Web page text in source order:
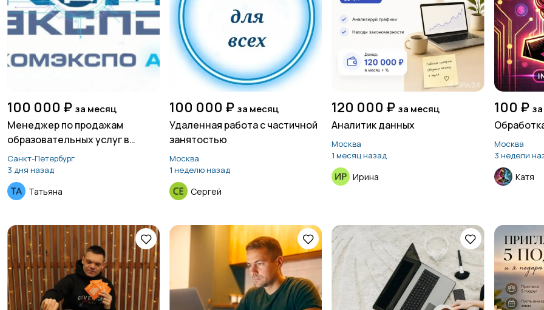
100 000 ₽ за месяц
Менеджер по продажам
образовательных услуг в
сфере ИИ
Санкт-Петербург
3 дня назад
Татьяна
100 000 ₽ за месяц
Удаленная работа с частичной
занятостью
Москва
1 неделю назад
Сергей
120 000 ₽ за месяц
Аналитик данных
Москва
1 месяц назад
Ирина
100 ₽
Москва
3 недели
Катя